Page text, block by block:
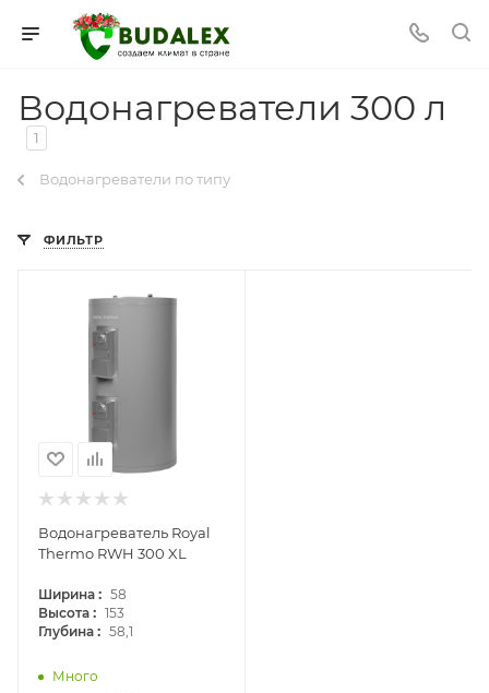
Водонагреватели 300 л
1
Водонагреватели по типу
ФИЛЬТР
Водонагреватель Royal
Thermo RWH 300 XL
Ширина : 58
Высота : 153
Глубина : 58,1
Много